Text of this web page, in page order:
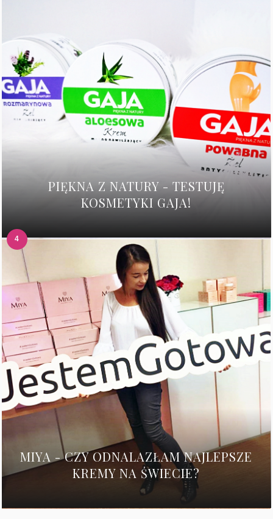
PIĘKNA Z NATURY - TESTUJĘ
KOSMETYKI GAJA!
MIYA - CZY ODNALAZŁAM NAJLEPSZE
KREMY NA ŚWIECIE?